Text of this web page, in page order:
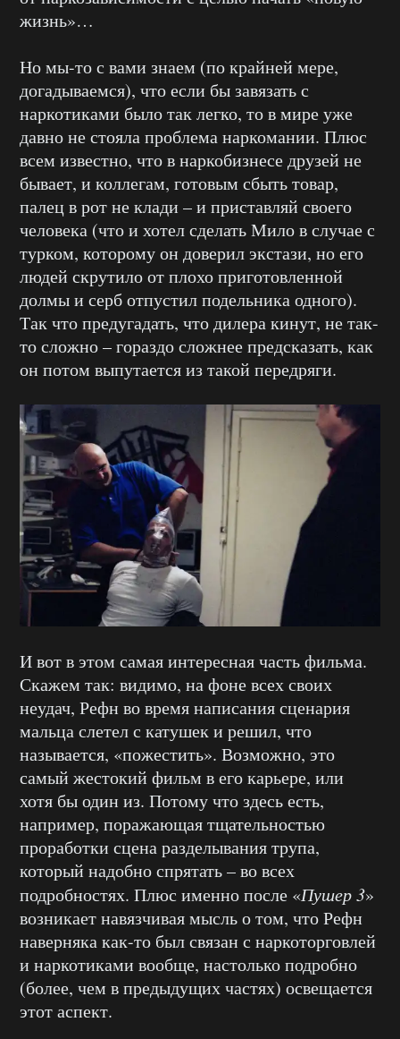
жизнь»…
Но мы-то с вами знаем (по крайней мере,
догадываемся), что если бы завязать с
наркотиками было так легко, то в мире уже
давно не стояла проблема наркомании. Плюс
всем известно, что в наркобизнесе друзей не
бывает, и коллегам, готовым сбыть товар,
палец в рот не клади – и приставляй своего
человека (что и хотел сделать Мило в случае с
турком, которому он доверил экстази, но его
людей скрутило от плохо приготовленной
долмы и серб отпустил подельника одного).
Так что предугадать, что дилера кинут, не так-
то сложно – гораздо сложнее предсказать, как
он потом выпутается из такой передряги.
И вот в этом самая интересная часть фильма.
Скажем так: видимо, на фоне всех своих
неудач, Рефн во время написания сценария
мальца слетел с катушек и решил, что
называется, «пожестить». Возможно, это
самый жестокий фильм в его карьере, или
хотя бы один из. Потому что здесь есть,
например, поражающая тщательностью
проработки сцена разделывания трупа,
который надобно спрятать – во всех
подробностях. Плюс именно после «Пушер 3»
возникает навязчивая мысль о том, что Рефн
наверняка как-то был связан с наркоторговлей
и наркотиками вообще, настолько подробно
(более, чем в предыдущих частях) освещается
этот аспект.